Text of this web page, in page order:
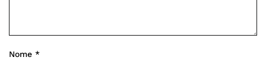
Nome *